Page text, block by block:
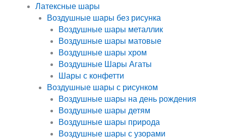
Латексные шары
Воздушные шары без рисунка
Воздушные шары металлик
Воздушные шары матовые
Воздушные шары хром
Воздушные Шары Агаты
Шары с конфетти
Воздушные шары с рисунком
Воздушные шары на день рождения
Воздушные шары детям
Воздушные шары природа
Воздушные шары с узорами